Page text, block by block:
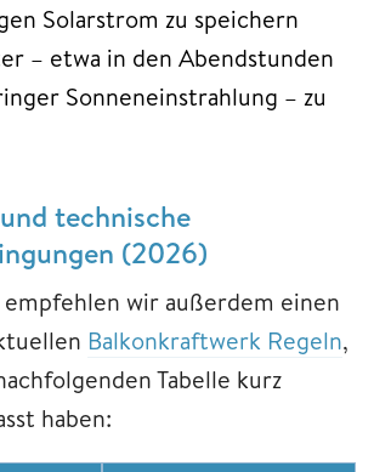
Solarstrom zu speichern
– etwa in den Abendstunden
Sonneneinstrahlung – zu
technische
(2026)
wir außerdem einen
Balkonkraftwerk Regeln,
Tabelle kurz
haben: